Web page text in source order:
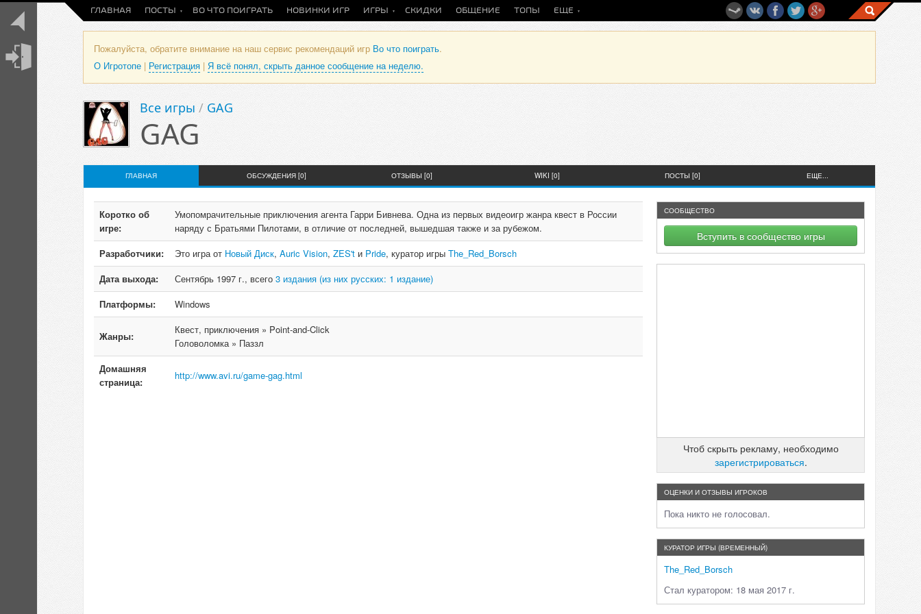
ГЛАВНАЯ ПОСТЫ ВО ЧТО ПОИГРАТЬ НОВИНКИ ИГР ИГРЫ СКИДКИ ОБЩЕНИЕ ТОПЫ ЕЩЕ
Пожалуйста, обратите внимание на наш сервис рекомендаций игр Во что поиграть.
О Игротопе | Регистрация | Я всё понял, скрыть данное сообщение на неделю.
Все игры / GAG
GAG
ГЛАВНАЯ ОБСУЖДЕНИЯ [0] ОТЗЫВЫ [0] WIKI [0] ПОСТЫ [0] ЕЩЕ...
Коротко об
игре:
Умопомрачительные приключения агента Гарри Бивнева. Одна из первых видеоигр жанра квест в России
наряду с Братьями Пилотами, в отличие от последней, вышедшая также и за рубежом.
Разработчики:
Это игра от Новый Диск, Auric Vision, ZES't и Pride, куратор игры The_Red_Borsch
Дата выхода:
Сентябрь 1997 г., всего 3 издания (из них русских: 1 издание)
Платформы:
Windows
Жанры:
Квест, приключения » Point-and-Click
Головоломка » Паззл
Домашняя
страница:
http://www.avi.ru/game-gag.html
СООБЩЕСТВО
Вступить в сообщество игры
Чтоб скрыть рекламу, необходимо
зарегистрироваться.
ОЦЕНКИ И ОТЗЫВЫ ИГРОКОВ
Пока никто не голосовал.
КУРАТОР ИГРЫ (ВРЕМЕННЫЙ)
The_Red_Borsch
Стал куратором: 18 мая 2017 г.